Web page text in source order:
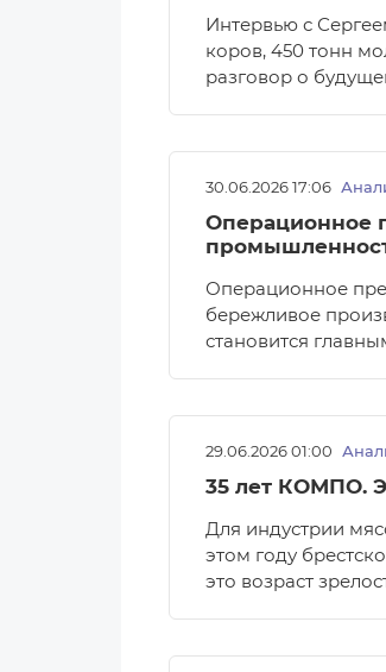
Интервью с
коров, 450 тонн
разговор о
30.06.2026 17:06
Операционное
Операционное
бережливое
становится
29.06.2026 01:00
35 лет КОМПО.
Для индустрии
этом году
это возраст